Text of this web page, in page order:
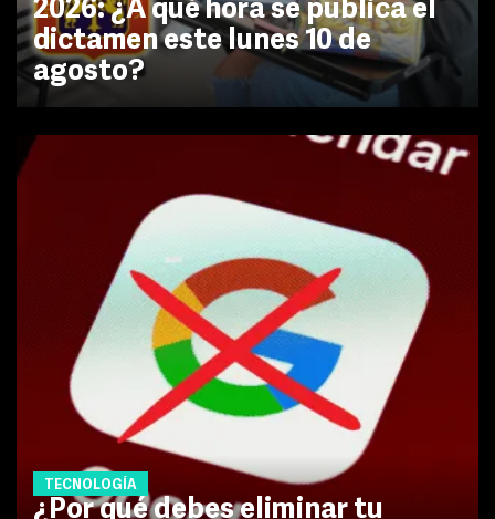
2026: ¿A qué hora se publica el
dictamen este lunes 10 de
agosto?
TECNOLOGÍA
¿Por qué debes eliminar tu